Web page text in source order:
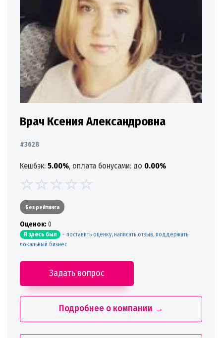
Врач Ксения Александровна
#3628
Кешбэк: 5.00%, оплата бонусами: до 0.00%
Без рейтинга
Oценок:0
Я здесь был - поставить оценку, написать отзыв, поддержать
локальный бизнес
Задать вопрос
Подробнее о компании →